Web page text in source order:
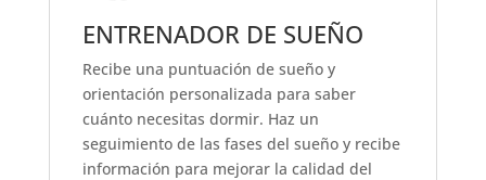
ENTRENADOR DE SUEÑO
Recibe una puntuación de sueño y
orientación personalizada para saber
cuánto necesitas dormir. Haz un
seguimiento de las fases del sueño y recibe
información para mejorar la calidad del